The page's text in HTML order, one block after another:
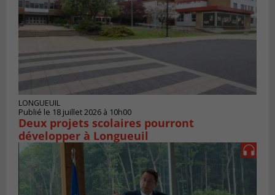
LONGUEUIL
Publié le 18 juillet 2026 à 10h00
Deux projets scolaires pourront
développer à Longueuil